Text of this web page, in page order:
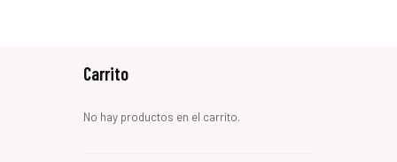
Carrito
No hay productos en el carrito.